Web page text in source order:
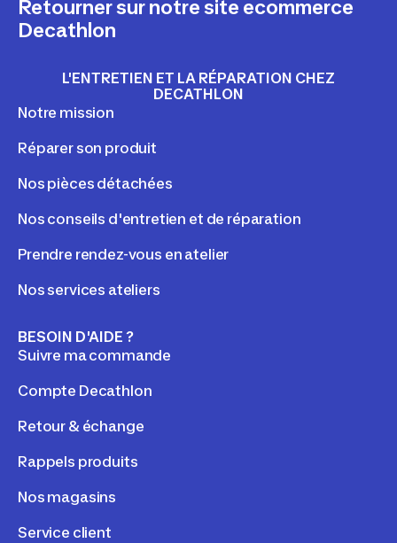
Retourner sur notre site ecommerce
Decathlon
L'ENTRETIEN ET LA RÉPARATION CHEZ
DECATHLON
Notre mission
Réparer son produit
Nos pièces détachées
Nos conseils d'entretien et de réparation
Prendre rendez-vous en atelier
Nos services ateliers
BESOIN D'AIDE ?
Suivre ma commande
Compte Decathlon
Retour & échange
Rappels produits
Nos magasins
Service client